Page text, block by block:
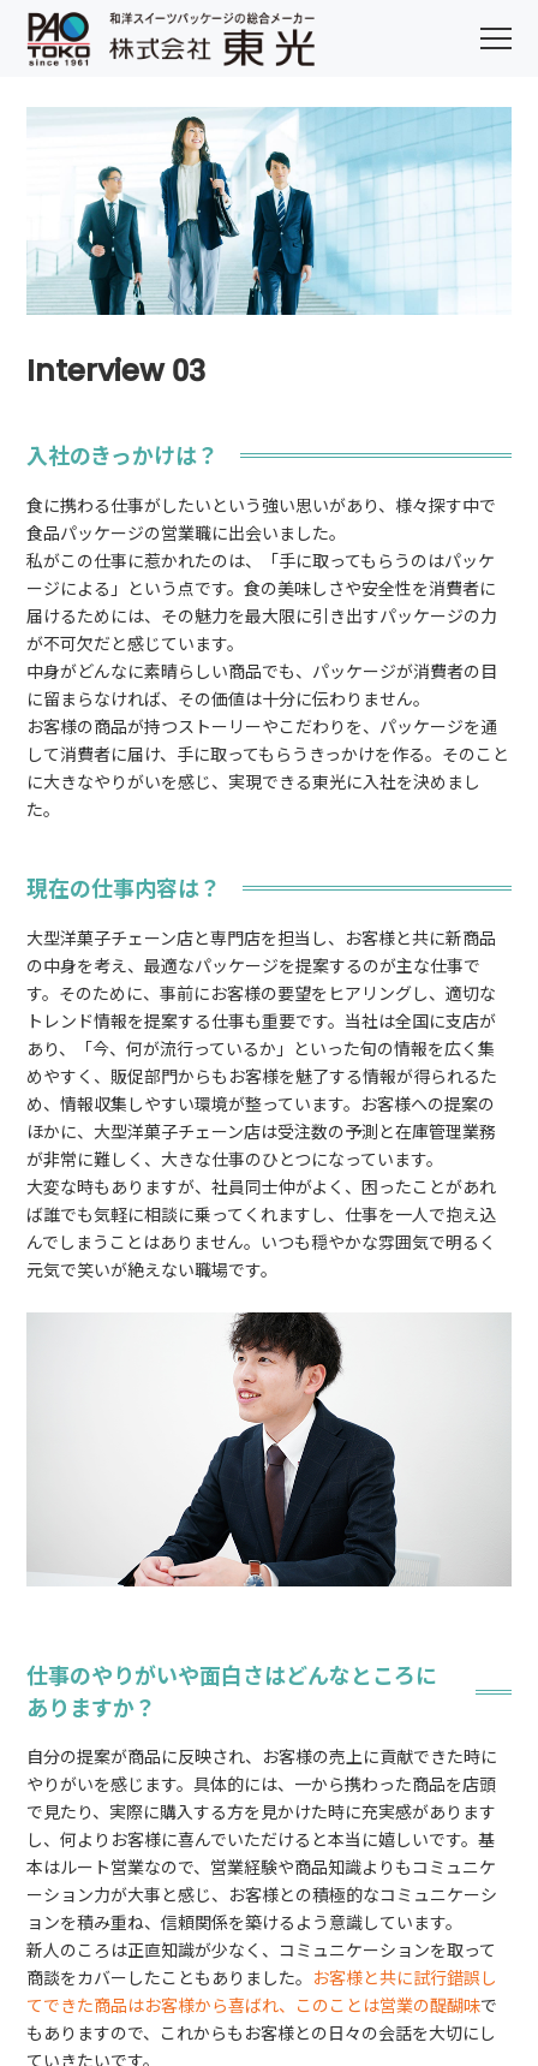
Interview 03
入社のきっかけは？
食に携わる仕事がしたいという強い思いがあり、様々探す中で
食品パッケージの営業職に出会いました。
私がこの仕事に惹かれたのは、「手に取ってもらうのはパッケ
ージによる」という点です。食の美味しさや安全性を消費者に
届けるためには、その魅力を最大限に引き出すパッケージの力
が不可欠だと感じています。
中身がどんなに素晴らしい商品でも、パッケージが消費者の目
に留まらなければ、その価値は十分に伝わりません。
お客様の商品が持つストーリーやこだわりを、パッケージを通
して消費者に届け、手に取ってもらうきっかけを作る。そのこと
に大きなやりがいを感じ、実現できる東光に入社を決めまし
た。
現在の仕事内容は？
大型洋菓子チェーン店と専門店を担当し、お客様と共に新商品
の中身を考え、最適なパッケージを提案するのが主な仕事で
す。そのために、事前にお客様の要望をヒアリングし、適切な
トレンド情報を提案する仕事も重要です。当社は全国に支店が
あり、「今、何が流行っているか」といった旬の情報を広く集
めやすく、販促部門からもお客様を魅了する情報が得られるた
め、情報収集しやすい環境が整っています。お客様への提案の
ほかに、大型洋菓子チェーン店は受注数の予測と在庫管理業務
が非常に難しく、大きな仕事のひとつになっています。
大変な時もありますが、社員同士仲がよく、困ったことがあれ
ば誰でも気軽に相談に乗ってくれますし、仕事を一人で抱え込
んでしまうことはありません。いつも穏やかな雰囲気で明るく
元気で笑いが絶えない職場です。
仕事のやりがいや面白さはどんなところに
ありますか？
自分の提案が商品に反映され、お客様の売上に貢献できた時に
やりがいを感じます。具体的には、一から携わった商品を店頭
で見たり、実際に購入する方を見かけた時に充実感があります
し、何よりお客様に喜んでいただけると本当に嬉しいです。基
本はルート営業なので、営業経験や商品知識よりもコミュニケ
ーション力が大事と感じ、お客様との積極的なコミュニケーシ
ョンを積み重ね、信頼関係を築けるよう意識しています。
新人のころは正直知識が少なく、コミュニケーションを取って
商談をカバーしたこともありました。 お客様と共に試行錯誤し
てできた商品はお客様から喜ばれ、このことは営業の醍醐味で
もありますので、これからもお客様との日々の会話を大切にし
ていきたいです。